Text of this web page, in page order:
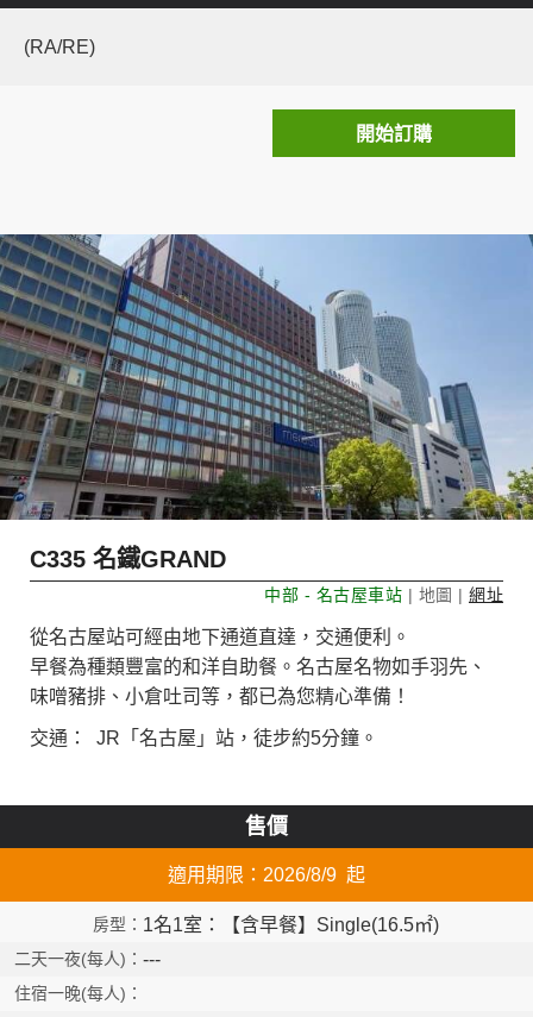
More
(RA/RE)
開始訂購
C335 名鐵GRAND
中部 - 名古屋車站 | 地圖 | 網址
從名古屋站可經由地下通道直達，交通便利。
早餐為種類豐富的和洋自助餐。名古屋名物如手羽先、
味噌豬排、小倉吐司等，都已為您精心準備！
交通： JR「名古屋」站，徒步約5分鐘。
售價
適用期限：2026/8/9 起
1名1室：【含早餐】Single(16.5㎡)
---